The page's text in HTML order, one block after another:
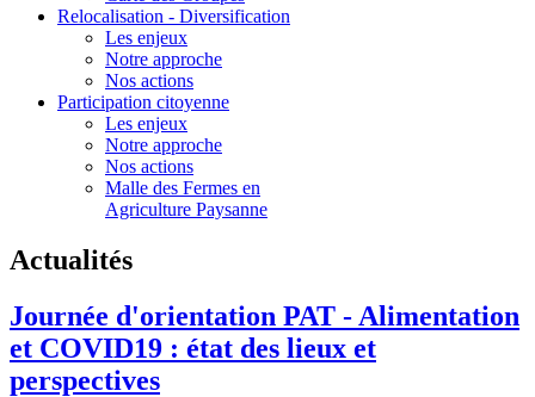
Relocalisation - Diversification
Les enjeux
Notre approche
Nos actions
Participation citoyenne
Les enjeux
Notre approche
Nos actions
Malle des Fermes en
Agriculture Paysanne
Actualités
Journée d'orientation PAT - Alimentation
et COVID19 : état des lieux et
perspectives